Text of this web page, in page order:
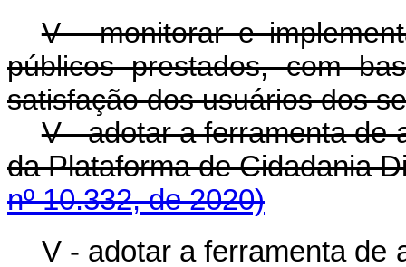
V - monitorar e
públicos prestados, com
satisfação dos usuários dos
V - adotar a ferramenta de
da Plataforma de Cidadania
nº 10.332, de 2020)
V - adotar a ferramenta de